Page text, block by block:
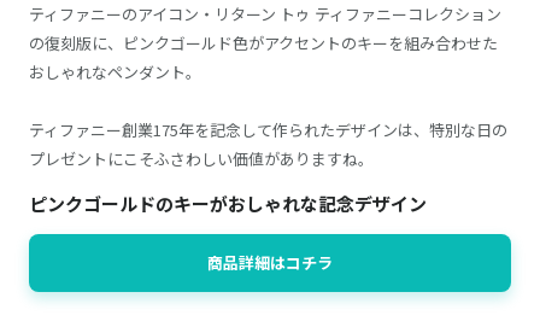
ティファニーのアイコン・リターン トゥ ティファニーコレクション
の復刻版に、ピンクゴールド色がアクセントのキーを組み合わせた
おしゃれなペンダント。
ティファニー創業175年を記念して作られたデザインは、特別な日の
プレゼントにこそふさわしい価値がありますね。
ピンクゴールドのキーがおしゃれな記念デザイン
商品詳細はコチラ